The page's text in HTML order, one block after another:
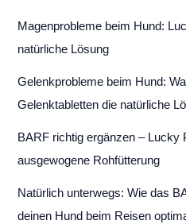
Magenprobleme beim Hund:
natürliche Lösung
Gelenkprobleme beim Hund:
Gelenktabletten die natürliche
BARF richtig ergänzen – Lucky
ausgewogene Rohfütterung
Natürlich unterwegs: Wie das
deinen Hund beim Reisen